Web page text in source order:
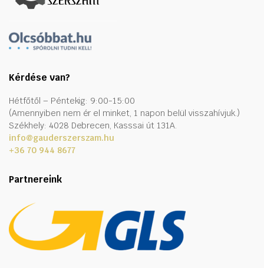
Kérdése van?
Hétfőtől – Péntekig: 9:00-15:00
(Amennyiben nem ér el minket, 1 napon belül visszahívjuk.)
Székhely: 4028 Debrecen, Kasssai út 131A.
info@gauderszerszam.hu
+36 70 944 8677
Partnereink